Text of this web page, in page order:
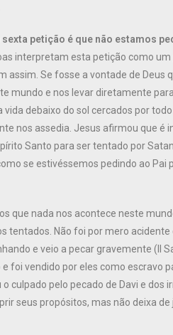
petição é que não estamos
interpretam esta petição como
assim. Se fosse a vontade de Deus
mundo e nos levar diretamente
debaixo do sol cercados por
nos assedia. Jesus afirmou que é
Santo para ser tentado por
se estivéssemos pedindo ao Pai
que nada nos acontece neste
tentados. Não foi por mero
e veio a pecar gravemente (II
foi vendido por eles como escravo
culpado pelo pecado de Davi e dos
seus propósitos, mas não deixa